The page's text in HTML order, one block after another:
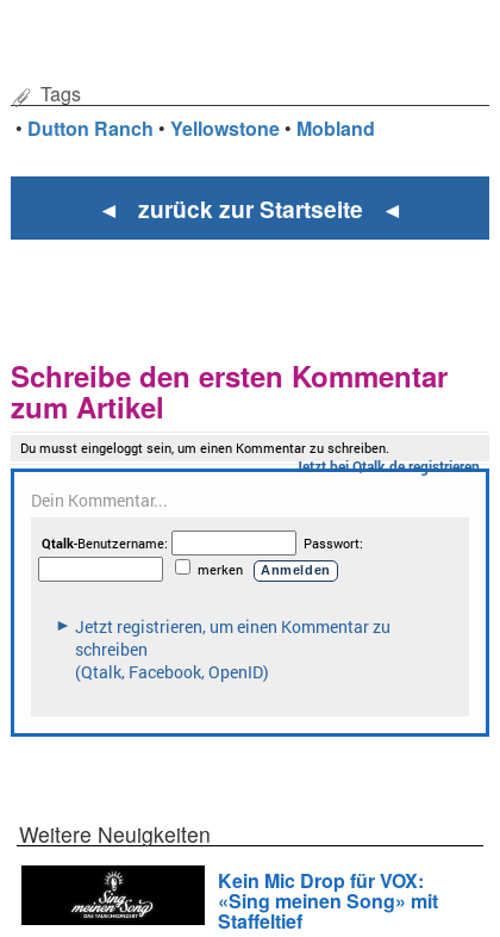
Tags
• Dutton Ranch •Yellowstone • Mobland
◄ zurück zur Startseite ◄
Schreibe den ersten Kommentar
zum Artikel
Weitere Neuigkeiten
Kein Mic Drop für VOX:
«Sing meinen Song» mit
Staffeltief